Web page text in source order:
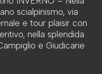
scialpinismo, via
e tour plaisir con
nella splendida
e Giudicarie